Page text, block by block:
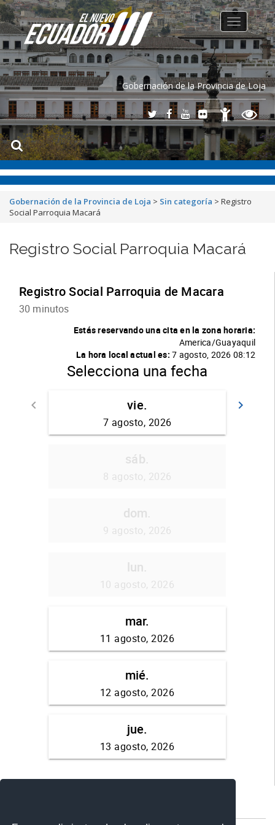
Gobernación de la Provincia de Loja
Toggle
navigation
Gobernación de la Provincia de Loja > Sin categoría > Registro
Social Parroquia Macará
Registro Social Parroquia Macará